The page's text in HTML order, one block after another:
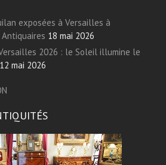
exposées à Versailles à
Antiquaires 18 mai 2026
2026 : le Soleil illumine le
12 mai 2026